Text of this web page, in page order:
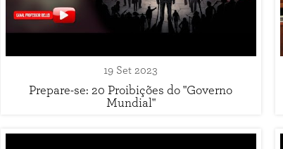
19 Set 2023
Prepare-se: 20 Proibições do "Governo
Mundial"